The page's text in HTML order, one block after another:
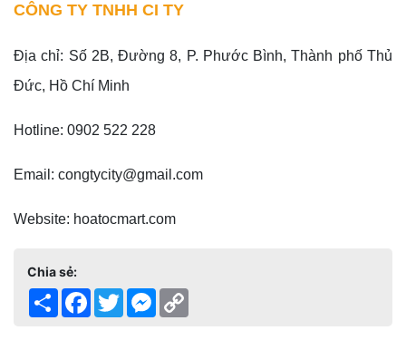
CÔNG TY TNHH CI TY
Địa chỉ: Số 2B, Đường 8, P. Phước Bình, Thành phố Thủ
Đức, Hồ Chí Minh
Hotline: 0902 522 228
Email: congtycity@gmail.com
Website: hoatocmart.com
Chia sẻ:
Share Facebook
TwitterMessenger